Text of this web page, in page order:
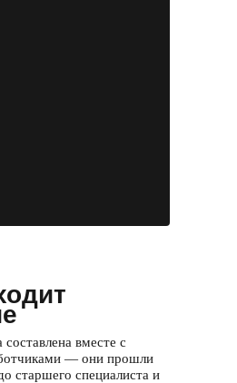
вместе с
— они прошли
старшего специалиста и